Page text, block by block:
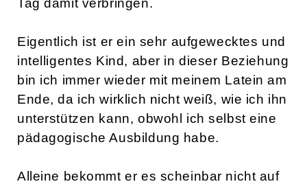
Tag damit verbringen.
Eigentlich ist er ein sehr aufgewecktes und
intelligentes Kind, aber in dieser Beziehung
bin ich immer wieder mit meinem Latein am
Ende, da ich wirklich nicht weiß, wie ich ihn
unterstützen kann, obwohl ich selbst eine
pädagogische Ausbildung habe.
Alleine bekommt er es scheinbar nicht auf